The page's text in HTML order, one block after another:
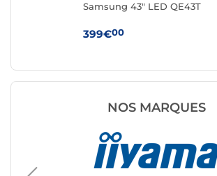
Samsung 43" LED QE43T
399€00
NOS MARQUES